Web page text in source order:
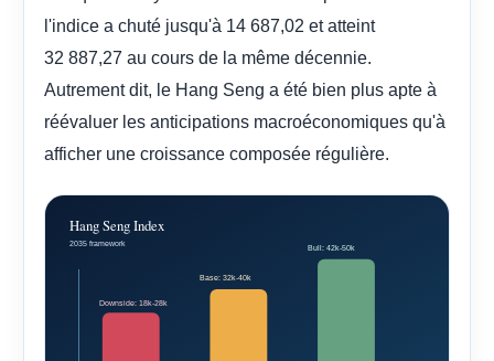
l'indice a chuté jusqu'à 14 687,02 et atteint
32 887,27 au cours de la même décennie.
Autrement dit, le Hang Seng a été bien plus apte à
réévaluer les anticipations macroéconomiques qu'à
afficher une croissance composée régulière.